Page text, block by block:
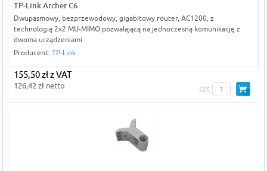
TP-Link Archer C6
Dwupasmowy, bezprzewodowy, gigabitowy router, AC1200, z
technologią 2x2 MU-MIMO pozwalającą na jednoczesną komunikację z
dwoma urządzeniami
Producent: TP-Link
155,50 zł z VAT
126,42 zł netto szt